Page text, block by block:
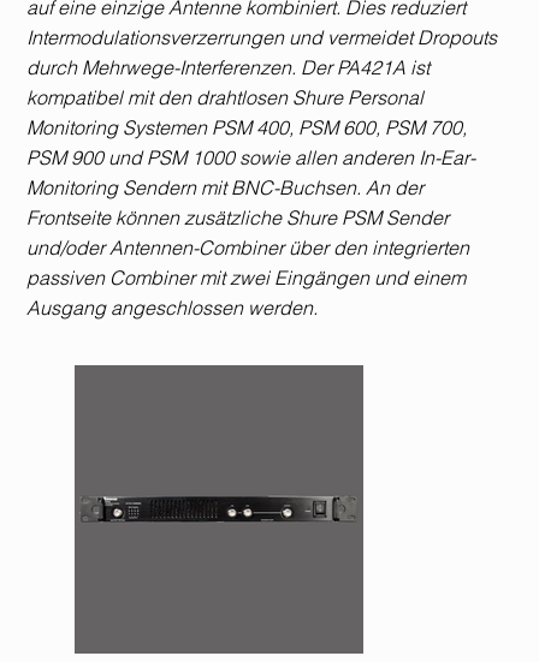
auf eine einzige Antenne kombiniert. Dies reduziert
Intermodulationsverzerrungen und vermeidet Dropouts
durch Mehrwege-Interferenzen. Der PA421A ist
kompatibel mit den drahtlosen Shure Personal
Monitoring Systemen PSM 400, PSM 600, PSM 700,
PSM 900 und PSM 1000 sowie allen anderen In-Ear-
Monitoring Sendern mit BNC-Buchsen. An der
Frontseite können zusätzliche Shure PSM Sender
und/oder Antennen-Combiner über den integrierten
passiven Combiner mit zwei Eingängen und einem
Ausgang angeschlossen werden.